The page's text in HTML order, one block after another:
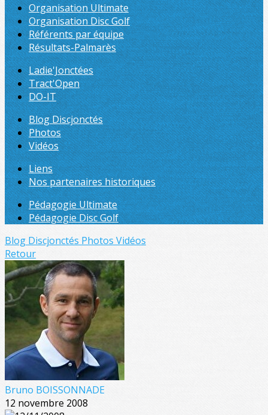
Organisation Ultimate
Organisation Disc Golf
Référents par équipe
Résultats-Palmarès
Ladie'Jonctées
Tract'Open
DO-IT
Blog Discjonctés
Photos
Vidéos
Liens
Nos partenaires historiques
Pédagogie Ultimate
Pédagogie Disc Golf
Blog Discjonctés Photos Vidéos
Retour
Bruno BOISSONNADE
12 novembre 2008